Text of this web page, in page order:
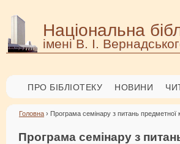
Національна
імені В. І.
ПРО БІБЛІОТЕКУ НОВИНИ
Головна › Програма семінару з питань предметної
Програма семінару з